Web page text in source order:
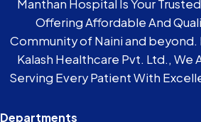
Manthan Hospital Is Your
Offering Affordable And
Community of Naini and beyond.
Kalash Healthcare Pvt. Ltd., We
Serving Every Patient With
Departments